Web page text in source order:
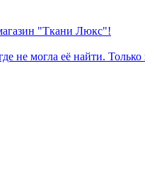
"Ткани Люкс"!
не могла её найти.